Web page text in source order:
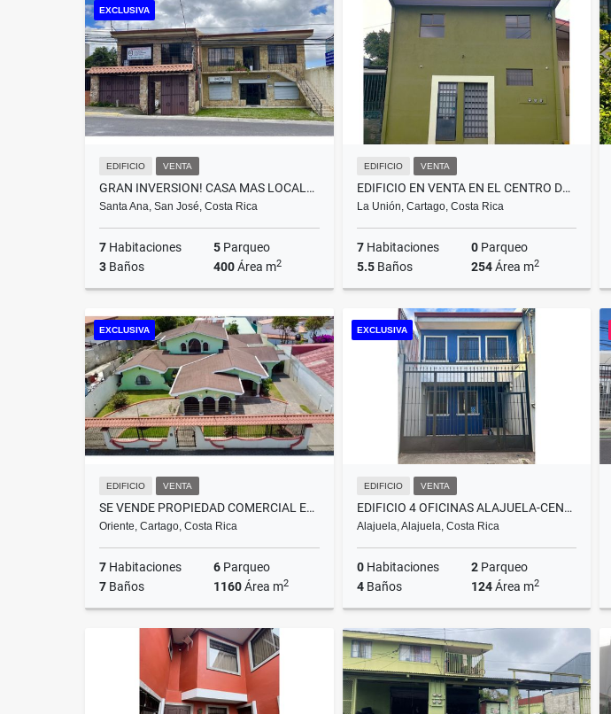
EXCLUSIVA
EDIFICIO VENTA
GRAN INVERSION! CASA MAS LOCALES EN SANTA ANA -CAB
Santa Ana, San José, Costa Rica
7 Habitaciones 5 Parqueo
3 Baños 400Área m2
Venta
₡330.000.000
EDIFICIO VENTA
EDIFICIO EN VENTA EN EL CENTRO DE TRES RÍOS
La Unión, Cartago, Costa Rica
7Habitaciones 0Parqueo
5.5Baños 254Área m2
₡129.000.000
EXCLUSIVA
EDIFICIO VENTA
SE VENDE PROPIEDAD COMERCIAL EN CARTAGO CENTRO PROYECTO CASA CARTAGO
Oriente, Cartago, Costa Rica
7 Habitaciones 6 Parqueo
7 Baños 1160Área m2
US$1,250,000
EXCLUSIVA
EDIFICIO VENTA
EDIFICIO 4 OFICINAS ALAJUELA-CENTRO
Alajuela, Alajuela, Costa Rica
0Habitaciones 2Parqueo
4Baños 124Área m2
US$290,000